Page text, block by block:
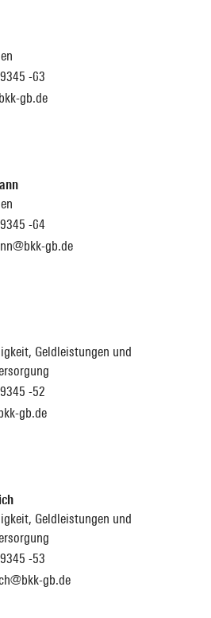
-63
gb.de
-64
gb.de
Geldleistungen und
-52
gb.de
Geldleistungen und
-53
gb.de